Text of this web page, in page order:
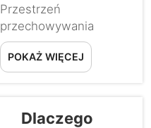
wpływają na
sposób ich
obsługi...
Przestrzeń
przechowywania
stanowi ukrytą
ograniczającą czynnik
dla użytkowników
inwalidzkich. Wózek
POKAŻ WIĘCEJ
Dlaczego